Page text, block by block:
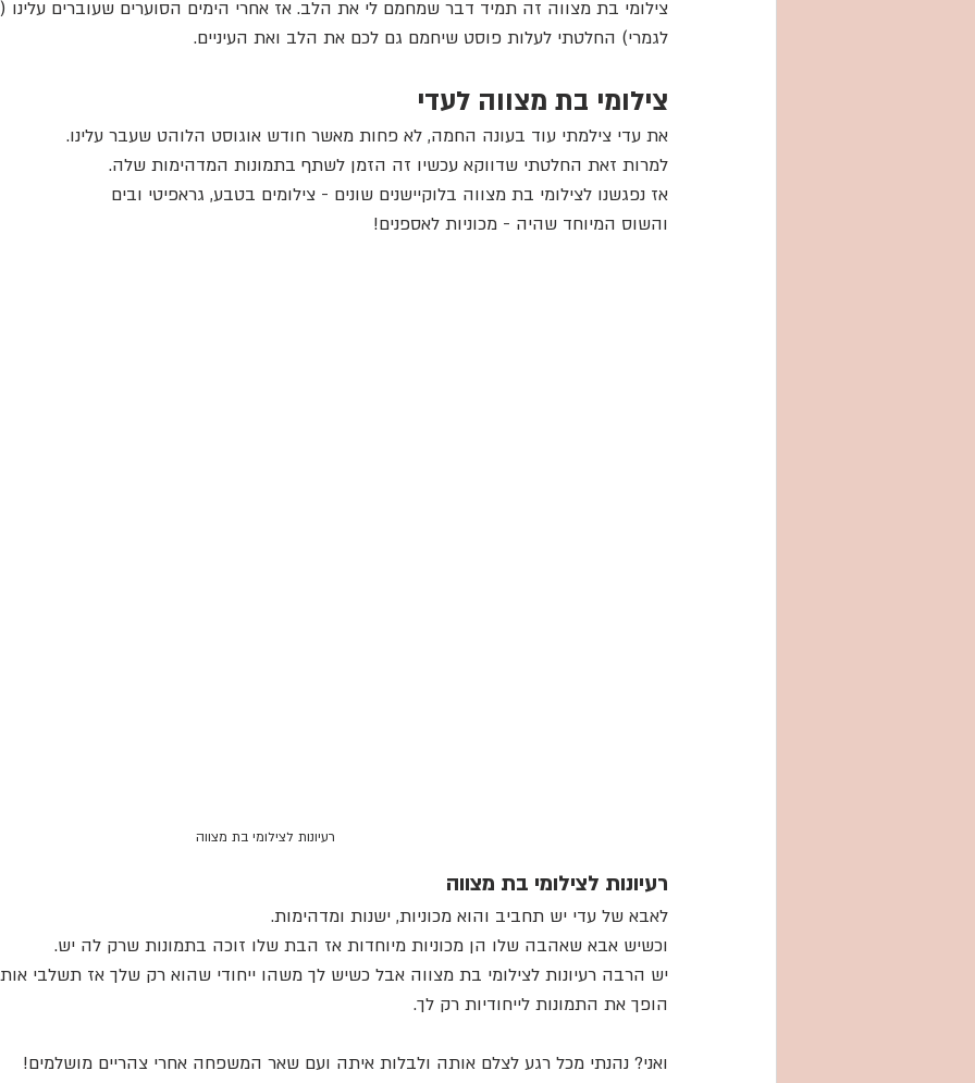
צילומי גיל שנה וסמאש קייק בוק בר מצווה בוק בת מצווה עם
צילומי בת מצווה זה תמיד דבר שמחמם לי את הלב. אז אחרי הימים הסוערים שעוברים עלינו
לגמרי) החלטתי לעלות פוסט שיחמם גם לכם את הלב ואת העיניים.
צילומי בת מצווה לעדי
את עדי צילמתי עוד בעונה החמה, לא פחות מאשר חודש אוגוסט הלוהט שעבר עלינו.
למרות זאת החלטתי שדווקא עכשיו זה הזמן לשתף בתמונות המדהימות שלה.
אז נפגשנו לצילומי בת מצווה בלוקיישנים שונים - צילומים בטבע, גראפיטי ובים
והשוס המיוחד שהיה - מכוניות לאספנים!
רעיונות לצילומי בת מצווה
רעיונות לצילומי בת מצווה
לאבא של עדי יש תחביב והוא מכוניות, ישנות ומדהימות.
וכשיש אבא שאהבה שלו הן מכוניות מיוחדות אז הבת שלו זוכה בתמונות שרק לה יש.
יש הרבה רעיונות לצילומי בת מצווה אבל כשיש לך משהו ייחודי שהוא רק שלך אז תשלבי
הופך את התמונות לייחודיות רק לך.
ואני? נהנתי מכל רגע לצלם אותה ולבלות איתה ועם שאר המשפחה אחרי צהריים מושלמים!